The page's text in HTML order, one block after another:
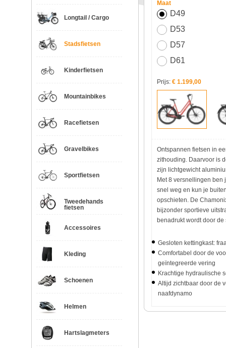
Longtail / Cargo
Stadsfietsen
Kinderfietsen
Mountainbikes
Racefietsen
Gravelbikes
Sportfietsen
Tweedehands
fietsen
Accessoires
Kleding
Schoenen
Helmen
Hartslagmeters
Maat
D49
D53
D57
D61
Prijs: € 1.199,00
Ontspannen fietsen in
zithouding. Daarvoor is
zijn lichtgewicht
Met 8 versnellingen ben
snel weg en kun je
opschieten. De
bijzonder sportieve
benadrukt wordt door de
Gesloten kettingkast:
Comfortabel door de
geïntegreerde vering
Krachtige hydraulische
Altijd zichtbaar door de
naafdynamo